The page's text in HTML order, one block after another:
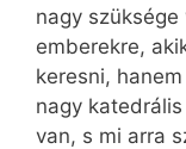
nagy
emberekre,
keresni,
nagy
van, s mi arra